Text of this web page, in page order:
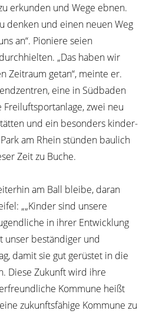
erkunden und Wege ebnen.
denken und einen neuen Weg
an“. Pioniere seien
„Das haben wir
Zeitraum getan“, meinte er.
eine in Südbaden
zwei neu
und ein besonders kinder-
am Rhein stünden baulich
Zeit zu Buche.
am Ball bleibe, daran
„„Kinder sind unsere
in ihrer Entwicklung
unser beständiger und
damit sie gut gerüstet in die
Diese Zukunft wird ihre
Kommune heißt
zukunftsfähige Kommune zu